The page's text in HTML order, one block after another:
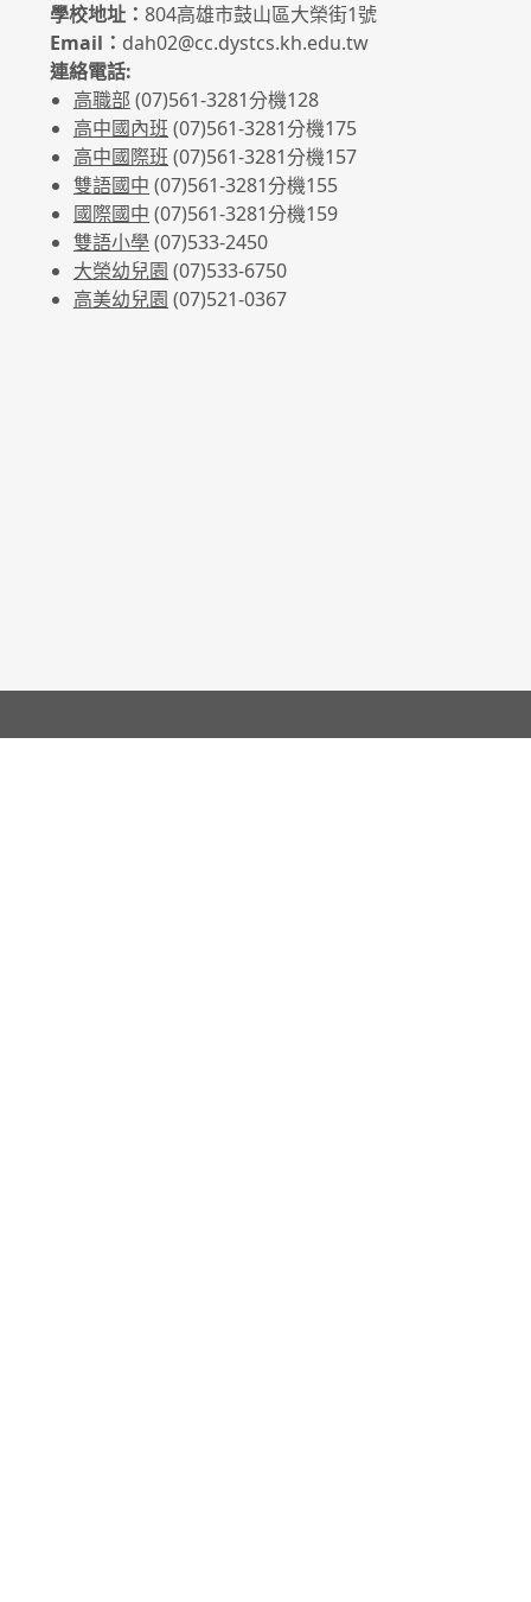
學校地址： 804高雄市鼓山區大榮街1號
Email： dah02@cc.dystcs.kh.edu.tw
連絡電話:
高職部 (07)561-3281分機128
高中國內班 (07)561-3281分機175
高中國際班 (07)561-3281分機157
雙語國中 (07)561-3281分機155
國際國中 (07)561-3281分機159
雙語小學(07)533-2450
大榮幼兒園 (07)533-6750
高美幼兒園 (07)521-0367